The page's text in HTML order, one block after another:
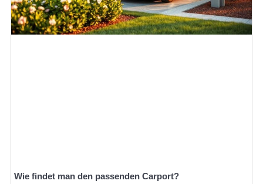
Wie findet man den passenden Carport?